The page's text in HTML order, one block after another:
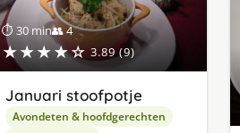
⏱ 30 min👥 4
★★★★☆ 3.89 (9)
Januari stoofpotje
Avondeten & hoofdgerechten